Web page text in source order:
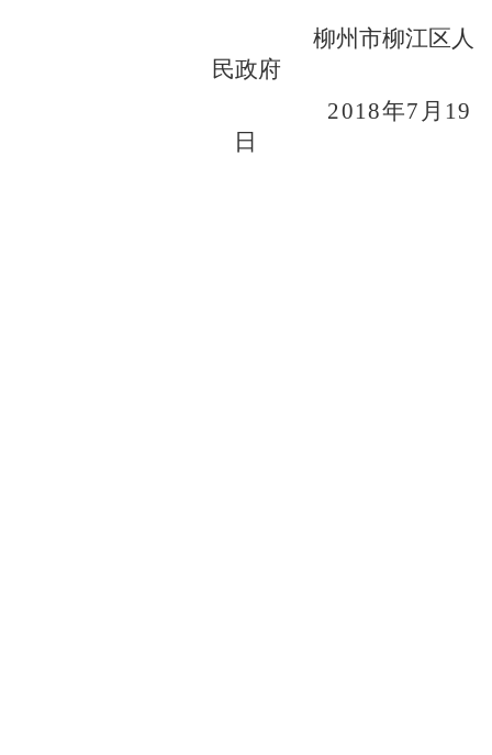
柳州市柳江区人
民政府
2018年7 月 19
日